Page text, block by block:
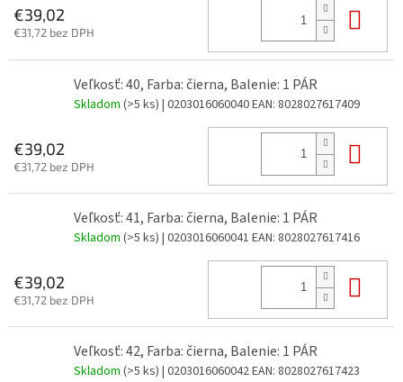
€39,02
€31,72 bez DPH
Veľkosť: 40, Farba: čierna, Balenie: 1 PÁR
Skladom (>5 ks) | 0203016060040EAN: 8028027617409
€39,02
€31,72 bez DPH
Veľkosť: 41, Farba: čierna, Balenie: 1 PÁR
Skladom (>5 ks) | 0203016060041 EAN: 8028027617416
€39,02
€31,72 bez DPH
Veľkosť: 42, Farba: čierna, Balenie: 1 PÁR
Skladom (>5 ks) | 0203016060042EAN: 8028027617423